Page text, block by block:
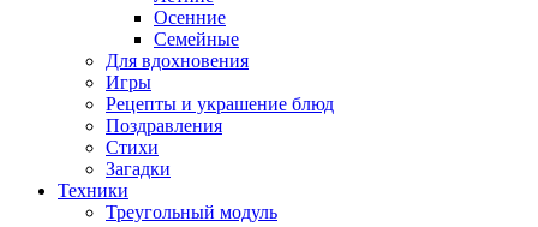
Осенние
Семейные
Для вдохновения
Игры
Рецепты и украшение блюд
Поздравления
Стихи
Загадки
Техники
Треугольный модуль